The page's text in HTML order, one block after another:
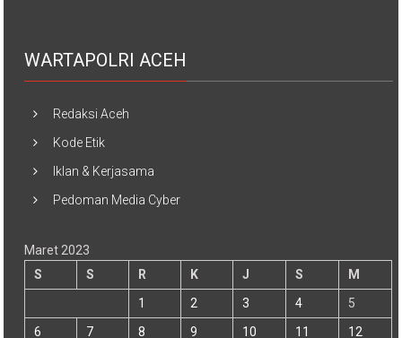
WARTAPOLRI ACEH
Redaksi Aceh
Kode Etik
Iklan & Kerjasama
Pedoman Media Cyber
Maret 2023
S
S R K J S
M
1
2 3 4
5
6
7 8 9 10 11 12